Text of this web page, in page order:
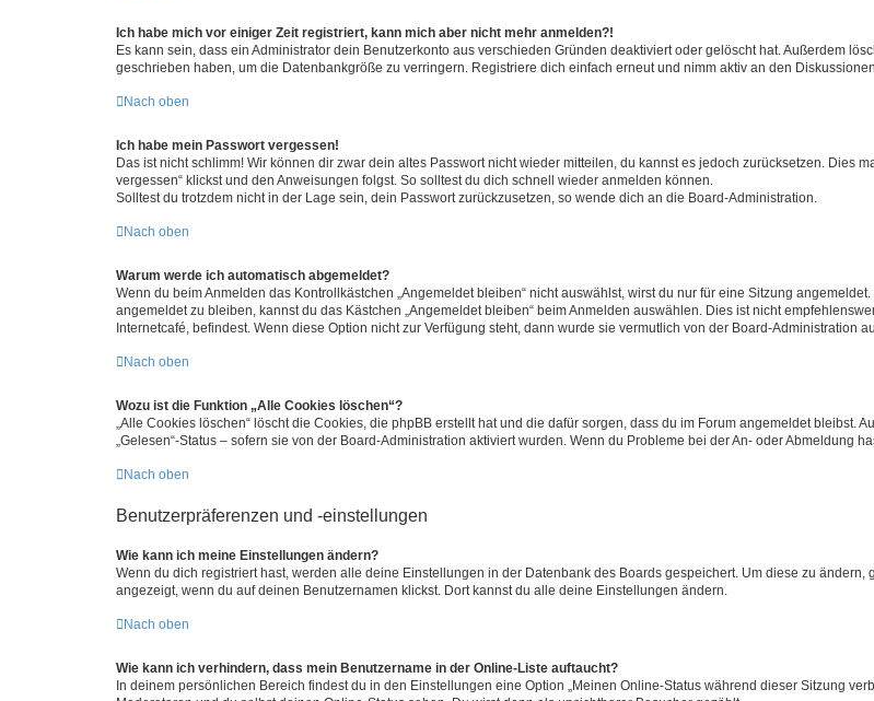
Ich habe mich vor einiger Zeit registriert, kann mich aber nicht mehr anmelden?!
Es kann sein, dass ein Administrator dein Benutzerkonto aus verschieden Gründen deaktiviert oder gelöscht hat. Außerdem
geschrieben haben, um die Datenbankgröße zu verringern. Registriere dich einfach erneut und nimm aktiv an den
Nach oben
Ich habe mein Passwort vergessen!
Das ist nicht schlimm! Wir können dir zwar dein altes Passwort nicht wieder mitteilen, du kannst es jedoch zurücksetzen. Dies
vergessen“ klickst und den Anweisungen folgst. So solltest du dich schnell wieder anmelden können.
Solltest du trotzdem nicht in der Lage sein, dein Passwort zurückzusetzen, so wende dich an die Board-Administration.
Nach oben
Warum werde ich automatisch abgemeldet?
Wenn du beim Anmelden das Kontrollkästchen „Angemeldet bleiben“ nicht auswählst, wirst du nur für eine Sitzung
angemeldet zu bleiben, kannst du das Kästchen „Angemeldet bleiben“ beim Anmelden auswählen. Dies ist nicht
Internetcafé, befindest. Wenn diese Option nicht zur Verfügung steht, dann wurde sie vermutlich von der Board-Administration
Nach oben
Wozu ist die Funktion „Alle Cookies löschen“?
„Alle Cookies löschen“ löscht die Cookies, die phpBB erstellt hat und die dafür sorgen, dass du im Forum angemeldet
„Gelesen“-Status – sofern sie von der Board-Administration aktiviert wurden. Wenn du Probleme bei der An- oder Abmeldung
Nach oben
Benutzerpräferenzen und -einstellungen
Wie kann ich meine Einstellungen ändern?
Wenn du dich registriert hast, werden alle deine Einstellungen in der Datenbank des Boards gespeichert. Um diese zu
angezeigt, wenn du auf deinen Benutzernamen klickst. Dort kannst du alle deine Einstellungen ändern.
Nach oben
Wie kann ich verhindern, dass mein Benutzername in der Online-Liste auftaucht?
In deinem persönlichen Bereich findest du in den Einstellungen eine Option „Meinen Online-Status während dieser Sitzung